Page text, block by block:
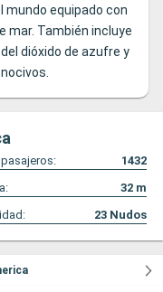
mundo equipado con
mar. También incluye
dióxido de azufre y
pasajeros:
1432
32 m
23 Nudos